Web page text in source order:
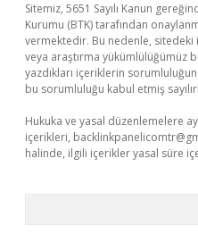
Sitemiz, 5651 Sayılı Kanun
Kurumu (BTK) tarafından
vermektedir. Bu nedenle,
veya araştırma yükümlülüğümüz
yazdıkları içeriklerin
bu sorumluluğu kabul etmiş
Hukuka ve yasal düzenlemelere
içerikleri,
halinde, ilgili içerikler yasal süre